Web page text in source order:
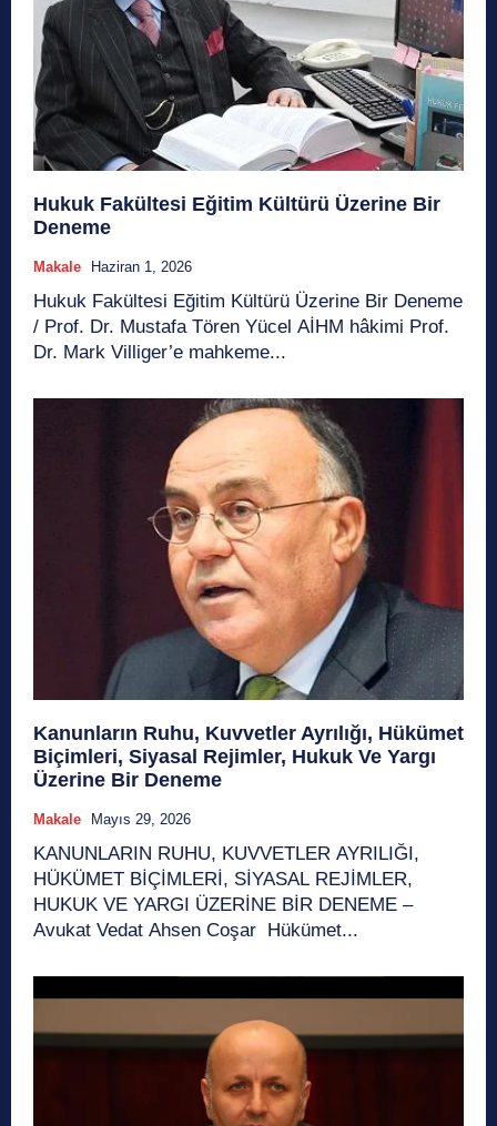
Hukuk Fakültesi Eğitim Kültürü Üzerine Bir
Deneme
Makale Haziran 1, 2026
Hukuk Fakültesi Eğitim Kültürü Üzerine Bir Deneme
/ Prof. Dr. Mustafa Tören Yücel AİHM hâkimi Prof.
Dr. Mark Villiger’e mahkeme...
Kanunların Ruhu, Kuvvetler Ayrılığı, Hükümet
Biçimleri, Siyasal Rejimler, Hukuk Ve Yargı
Üzerine Bir Deneme
Makale Mayıs 29, 2026
KANUNLARIN RUHU, KUVVETLER AYRILIĞI,
HÜKÜMET BİÇİMLERİ, SİYASAL REJİMLER,
HUKUK VE YARGI ÜZERİNE BİR DENEME –
Avukat Vedat Ahsen Coşar Hükümet...